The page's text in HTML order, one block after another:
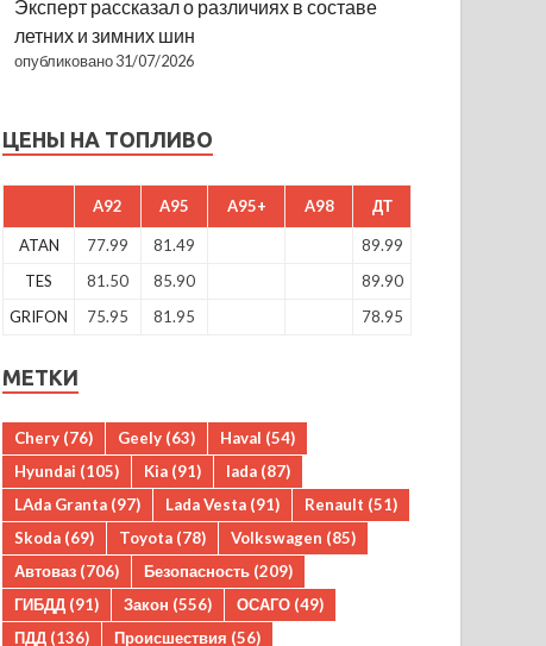
Эксперт рассказал о различиях в составе
летних и зимних шин
опубликовано 31/07/2026
ЦЕНЫ НА ТОПЛИВО
A92 A95 A95+ A98 ДТ
ATAN 77.99 81.49
89.99
TES
81.50 85.90
89.90
GRIFON
75.95 81.95 78.95
МЕТКИ
Chery (76) Geely (63) Haval (54)
Hyundai (105) Kia (91) lada (87)
LAda Granta (97) Lada Vesta (91) Renault (51)
Skoda (69) Toyota (78) Volkswagen (85)
Автоваз (706) Безопасность (209)
ГИБДД (91) Закон (556) ОСАГО (49)
ПДД (136) Происшествия (56)